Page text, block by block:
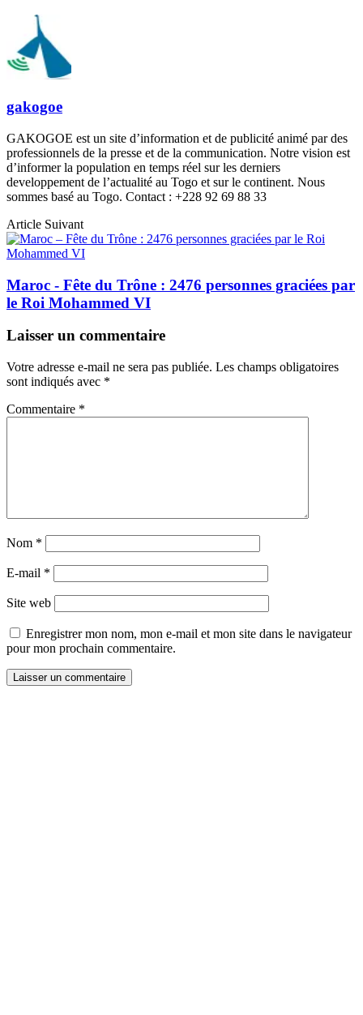
gakogoe
GAKOGOE est un site d’information et de publicité animé par des
professionnels de la presse et de la communication. Notre vision est
d’informer la population en temps réel sur les derniers
developpement de l’actualité au Togo et sur le continent. Nous
sommes basé au Togo. Contact : +228 92 69 88 33
Article Suivant
Maroc - Fête du Trône : 2476 personnes graciées par
le Roi Mohammed VI
Laisser un commentaire
Votre adresse e-mail ne sera pas publiée. Les champs obligatoires
sont indiqués avec *
Commentaire *
Nom *
E-mail *
Site web
Enregistrer mon nom, mon e-mail et mon site dans le navigateur
pour mon prochain commentaire.